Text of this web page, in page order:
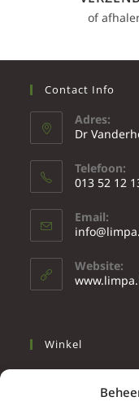
of
Contact Info
Adres:
Dr
Telefoon:
013 52 12
Email:
Website:
Winkel